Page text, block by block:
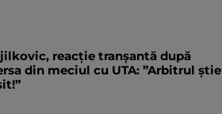
reacție tranșantă după
din meciul cu UTA: ”Arbitrul știe